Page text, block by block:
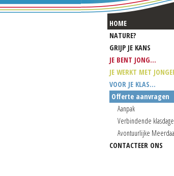
HOME
NATURE?
GRIJP JE KANS
JE BENT JONG...
JE WERKT MET
VOOR JE KLAS...
Offerte aanvragen
Aanpak
Verbindende
Avontuurlijke
CONTACTEER ONS